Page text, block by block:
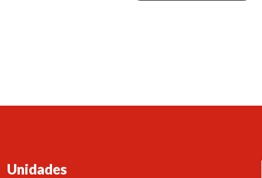
Unidades